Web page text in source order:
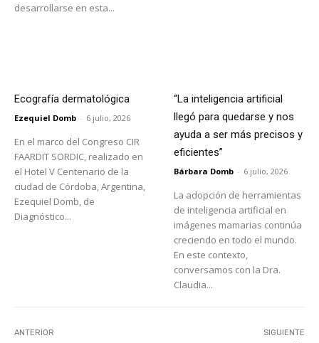
desarrollarse en esta...
Ecografía dermatológica
Ezequiel Domb - 6 julio, 2026
En el marco del Congreso CIR
FAARDIT SORDIC, realizado en
el Hotel V Centenario de la
ciudad de Córdoba, Argentina,
Ezequiel Domb, de
Diagnóstico...
“La inteligencia artificial
llegó para quedarse y nos
ayuda a ser más precisos y
eficientes”
Bárbara Domb - 6 julio, 2026
La adopción de herramientas
de inteligencia artificial en
imágenes mamarias continúa
creciendo en todo el mundo.
En este contexto,
conversamos con la Dra.
Claudia...
ANTERIOR SIGUIENTE